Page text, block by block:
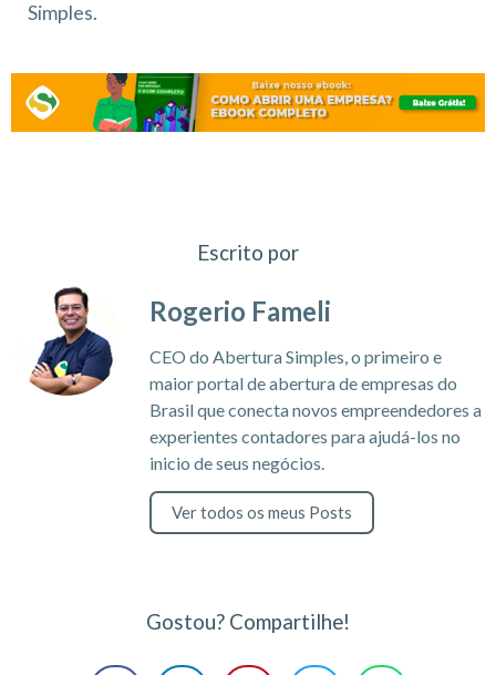
Simples.
Escrito por
Rogerio Fameli
CEO do Abertura Simples, o primeiro e
maior portal de abertura de empresas do
Brasil que conecta novos empreendedores a
experientes contadores para ajudá-los no
inicio de seus negócios.
Ver todos os meus Posts
Gostou? Compartilhe!